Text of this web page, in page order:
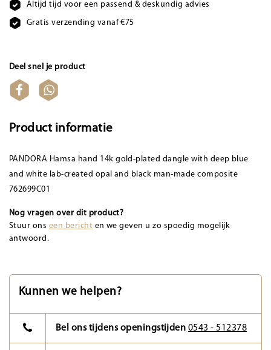
Altijd tijd voor een passend & deskundig advies
Gratis verzending vanaf €75
Deel snel je product
Product informatie
PANDORA Hamsa hand 14k gold-plated dangle with deep blue
and white lab-created opal and black man-made composite
762699C01
Nog vragen over dit product?
Stuur ons een bericht en we geven u zo spoedig mogelijk
antwoord.
Kunnen we helpen?
Bel ons tijdens openingstijden 0543 - 512378